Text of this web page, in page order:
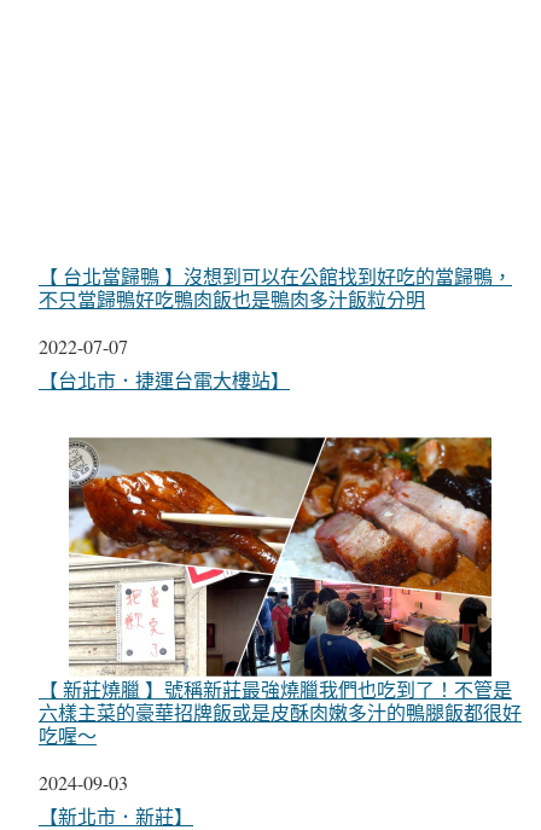
【 台北當歸鴨 】沒想到可以在公館找到好吃的當歸鴨，
不只當歸鴨好吃鴨肉飯也是鴨肉多汁飯粒分明
日期
2022-07-07
關於
【台北市．捷運台電大樓站】
【 新莊燒臘 】號稱新莊最強燒臘我們也吃到了！不管是
六樣主菜的豪華招牌飯或是皮酥肉嫩多汁的鴨腿飯都很好
吃喔～
日期
2024-09-03
關於
【新北市．新莊】